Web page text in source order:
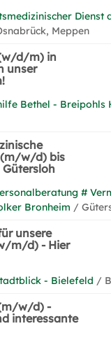
Dienst
Meppen
d/m) in
unser
Bethel - Breipohls
w/d) bis
#
Bronheim /
unsere
m/d) - Hier
- Bielefeld /
w/d) -
interessante